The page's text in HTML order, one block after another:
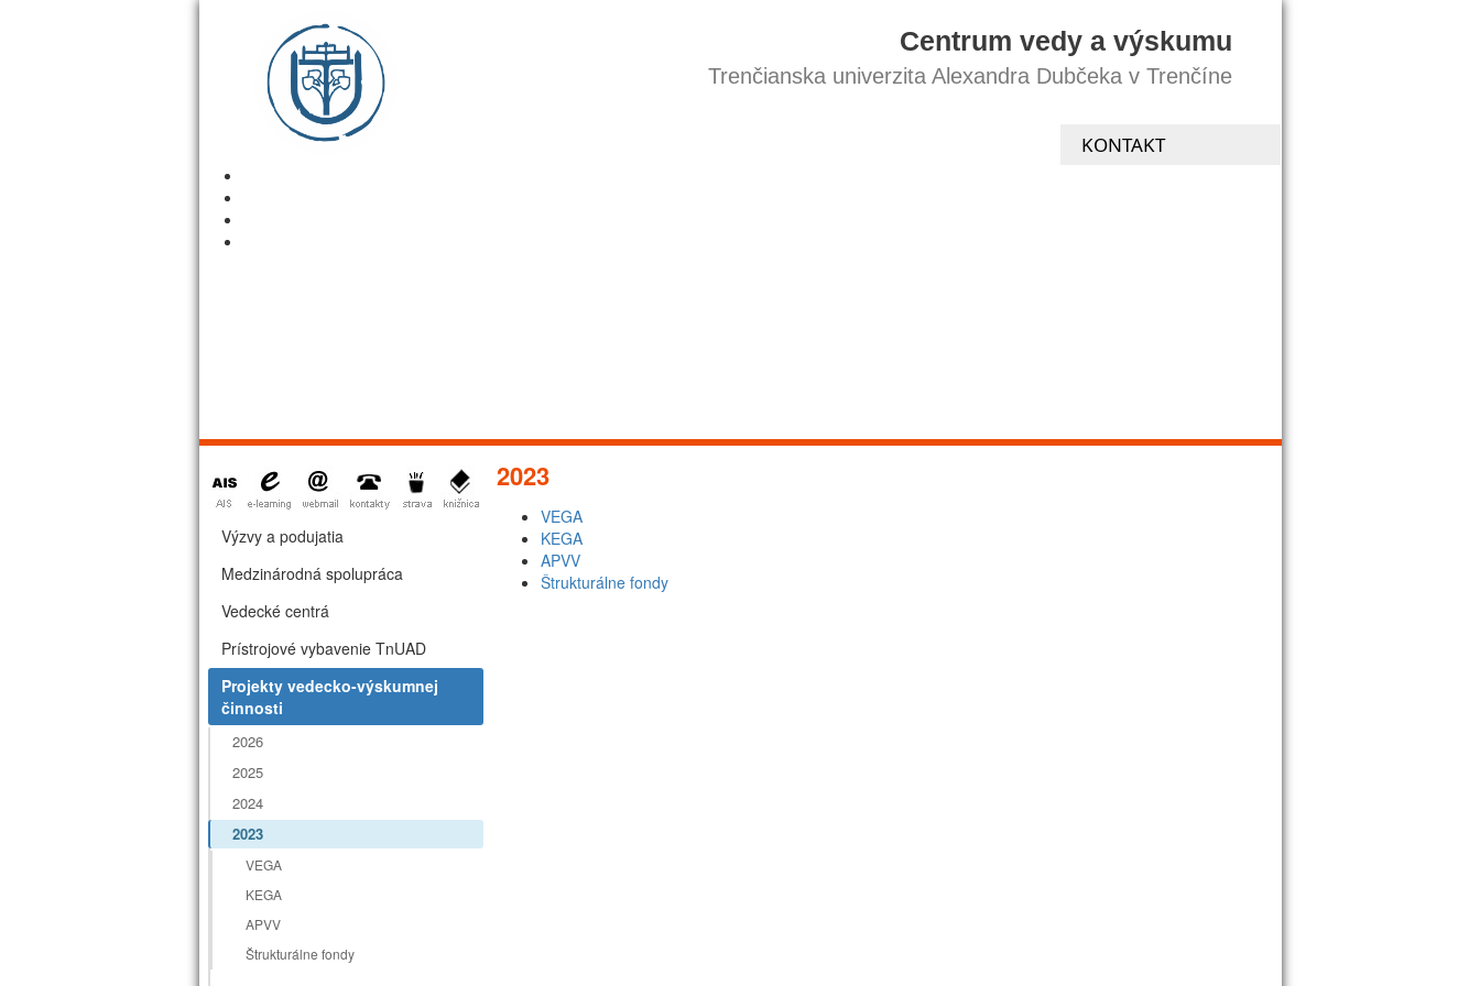
Centrum vedy a výskumu
Trenčianska univerzita Alexandra Dubčeka v Trenčíne
KONTAKT
2023
VEGA
KEGA
APVV
Štrukturálne fondy
Výzvy a podujatia
Medzinárodná spolupráca
Vedecké centrá
Prístrojové vybavenie TnUAD
Projekty vedecko-výskumnej
činnosti
2026
2025
2024
2023
VEGA
KEGA
APVV
Štrukturálne fondy